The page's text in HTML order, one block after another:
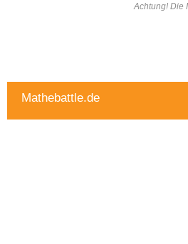
Achtung! Die
Mathebattle.de